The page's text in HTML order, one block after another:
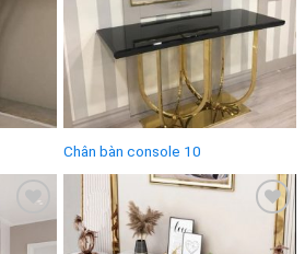
Chân bàn console 10
Add to
wishlist
Add to
wishlist